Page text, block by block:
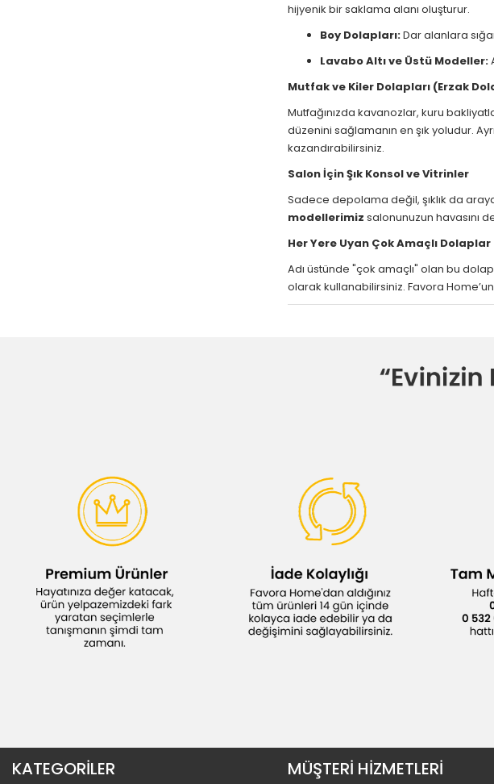
hijyenik bir saklama alanı oluşturur.
Boy Dolapları:Dar alanlara
Lavabo Altı ve Üstü Modeller:
Mutfak ve Kiler Dolapları (Erzak
Mutfağınızda kavanozlar, kuru
düzenini sağlamanın en şık yoludur.
kazandırabilirsiniz.
Salon İçin Şık Konsol ve Vitrinler
Sadece depolama değil, şıklık da
modellerimiz salonunuzun havasını
Her Yere Uyan Çok Amaçlı Dolaplar
Adı üstünde "çok amaçlı" olan bu
olarak kullanabilirsiniz. Favora
KATEGORİLER MÜŞTERİ HİZMETLERİ